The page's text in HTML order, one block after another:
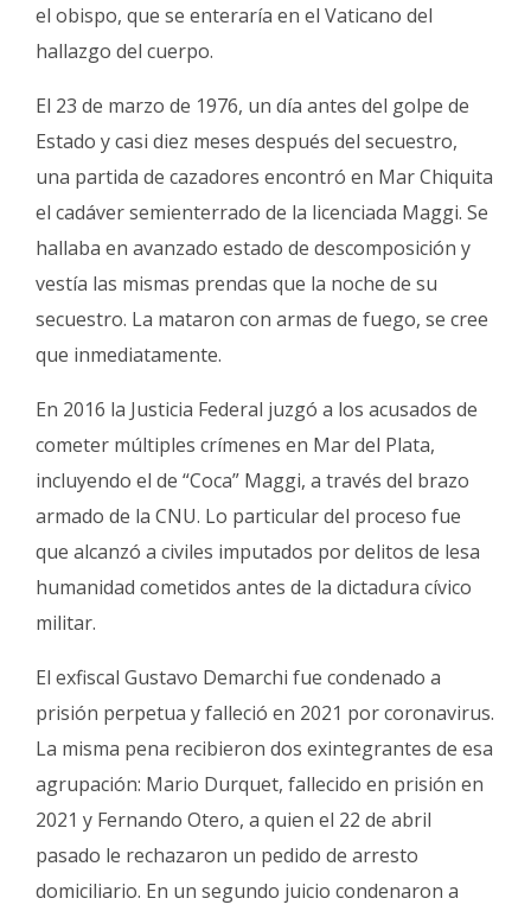
el obispo, que se enteraría en el Vaticano del
hallazgo del cuerpo.
El 23 de marzo de 1976, un día antes del golpe de
Estado y casi diez meses después del secuestro,
una partida de cazadores encontró en Mar Chiquita
el cadáver semienterrado de la licenciada Maggi. Se
hallaba en avanzado estado de descomposición y
vestía las mismas prendas que la noche de su
secuestro. La mataron con armas de fuego, se cree
que inmediatamente.
En 2016 la Justicia Federal juzgó a los acusados de
cometer múltiples crímenes en Mar del Plata,
incluyendo el de “Coca” Maggi, a través del brazo
armado de la CNU. Lo particular del proceso fue
que alcanzó a civiles imputados por delitos de lesa
humanidad cometidos antes de la dictadura cívico
militar.
El exfiscal Gustavo Demarchi fue condenado a
prisión perpetua y falleció en 2021 por coronavirus.
La misma pena recibieron dos exintegrantes de esa
agrupación: Mario Durquet, fallecido en prisión en
2021 y Fernando Otero, a quien el 22 de abril
pasado le rechazaron un pedido de arresto
domiciliario. En un segundo juicio condenaron a